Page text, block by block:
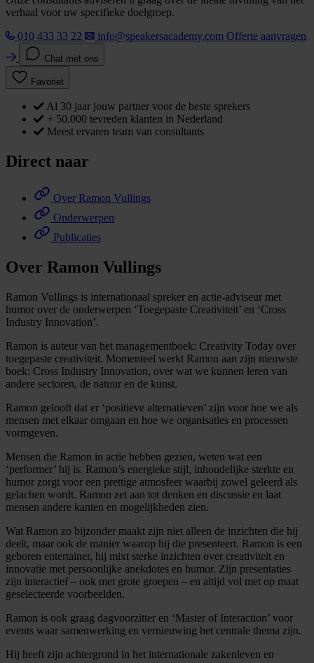
verhaal voor uw specifieke doelgroep.
010 433 33 22
info@speakersacademy.com Offerte aanvragen
Chat met ons
Favoriet
Al 30 jaar jouw partner voor de beste sprekers
+ 50.000 tevreden klanten in Nederland
Meest ervaren team van consultants
Direct naar
Over Ramon Vullings
Onderwerpen
Publicaties
Over Ramon Vullings
Ramon Vullings is internationaal spreker en actie-adviseur met
humor over de onderwerpen ‘Toegepaste Creativiteit’ en ‘Cross
Industry Innovation’.
Ramon is auteur van het managementboek: Creativity Today over
toegepaste creativiteit. Momenteel werkt Ramon aan zijn nieuwste
boek: Cross Industry Innovation, over wat we kunnen leren van
andere sectoren, de natuur en de kunst.
Ramon gelooft dat er ‘positieve alternatieven’ zijn voor hoe we als
mensen met elkaar omgaan en hoe we organisaties en processen
vormgeven.
Mensen die Ramon in actie hebben gezien, weten wat een
‘performer’ hij is. Ramon’s energieke stijl, inhoudelijke sterkte en
humor zorgt voor een prettige atmosfeer waarbij zowel geleerd als
gelachen wordt. Ramon zet aan tot denken en discussie en laat
mensen andere kanten en mogelijkheden zien.
Wat Ramon zo bijzonder maakt zijn niet alleen de inzichten die hij
deelt, maar ook de manier waarop hij die presenteert. Ramon is een
geboren entertainer, hij mixt sterke inzichten over creativiteit en
innovatie met persoonlijke anekdotes en humor. Zijn presentaties
zijn interactief – ook met grote groepen – en altijd vol met op maat
geselecteerde voorbeelden.
Ramon is ook graag dagvoorzitter en ‘Master of Interaction’ voor
events waar samenwerking en vernieuwing het centrale thema zijn.
Hij heeft zijn achtergrond in het internationale zakenleven en